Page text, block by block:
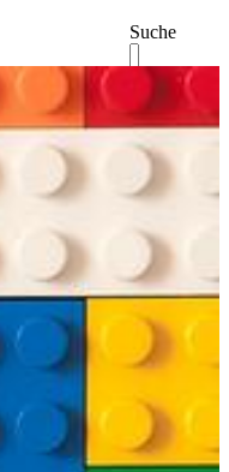
Suche